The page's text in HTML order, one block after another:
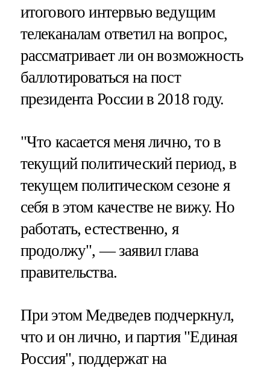
итогового интервью ведущим
телеканалам ответил на вопрос,
рассматривает ли он возможность
баллотироваться на пост
президента России в 2018 году.
"Что касается меня лично, то в
текущий политический период, в
текущем политическом сезоне я
себя в этом качестве не вижу. Но
работать, естественно, я
продолжу", — заявил глава
правительства.
При этом Медведев подчеркнул,
что и он лично, и партия "Единая
Россия", поддержат на